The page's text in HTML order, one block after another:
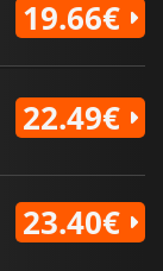
19.66€
22.49€
23.40€